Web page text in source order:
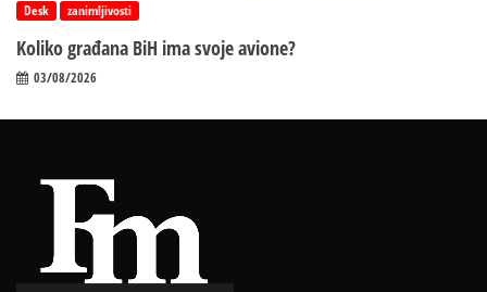
Desk zanimljivosti
Koliko građana BiH ima svoje avione?
03/08/2026